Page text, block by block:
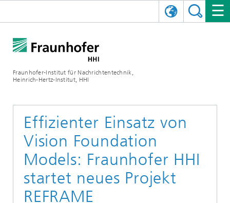
Fraunhofer-Institut für Nachrichtentechnik,
Heinrich-Hertz-Institut, HHI
Leitung
Forschungsbereiche
AI & Video
Qualitätsmanagement
Mobilität
Kompression
Multimedia
Digitaler Zwilling
Videokommunikation und Applikationen
Vision and Imaging Technologies
Künstliche Intelligenz
KOMMUNIKATION & NETZE
Drahtlose Kommunikation und Netze
Photonische Netze und Systeme
PHOTONISCHE KOMPONENTEN & SYSTEME
Hybride Integration und Sensorik
InP und HF
NACHRICHTEN
Archiv
2025
2024
PRESSEMITTEILUNGEN
JAHRESBERICHTE
VERANSTALTUNGEN
SHOWROOMS
SCIENCE TECH SPACE
CINIQ
KARRIERE
UNSERE STELLEN
KONTAKT
Effizienter Einsatz von
Vision Foundation
Models: Fraunhofer HHI
startet neues Projekt
REFRAME